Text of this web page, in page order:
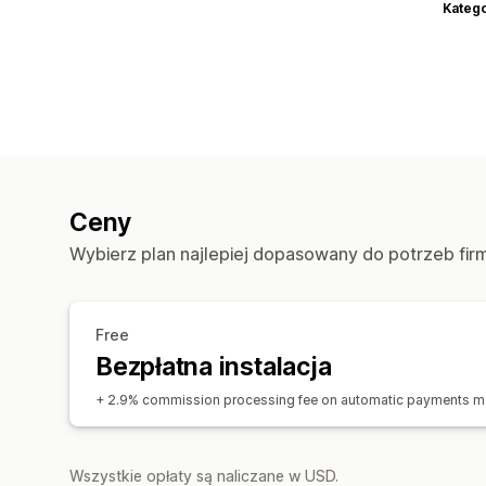
Ceny
Wybierz plan najlepiej dopasowany do potrzeb
Free
Bezpłatna instalacja
+ 2.9% commission processing fee on automatic payments
Wszystkie opłaty są naliczane w USD.